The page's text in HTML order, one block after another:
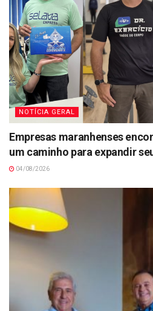
NOTÍCIA GERAL
Empresas maranhenses
um caminho para expandir
04/08/2026